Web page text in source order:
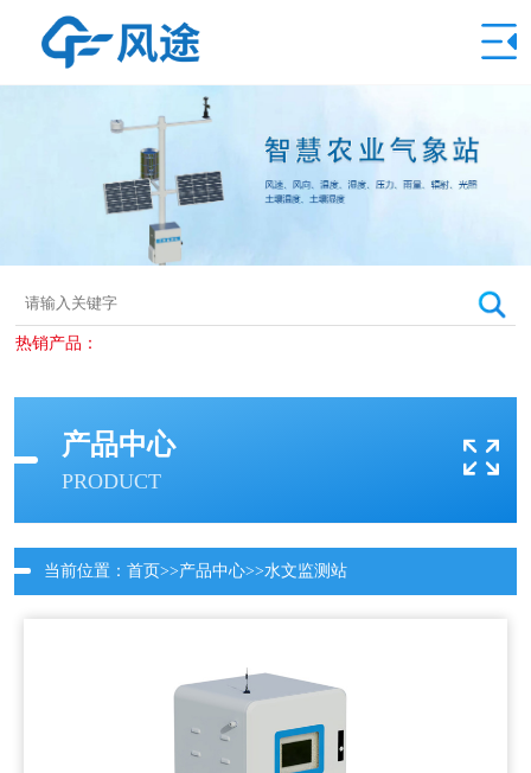
热销产品：
产品中心
PRODUCT
当前位置： 首页>>产品中心>>水文监测站